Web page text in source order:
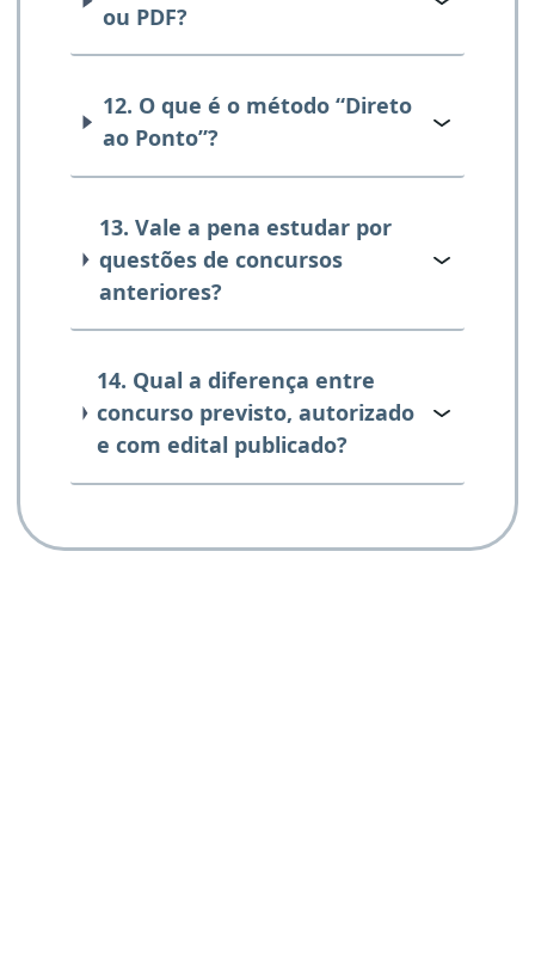
ou PDF?
12. O que é o método “Direto
ao Ponto”?
13. Vale a pena estudar por
questões de concursos
anteriores?
14. Qual a diferença entre
concurso previsto, autorizado
e com edital publicado?